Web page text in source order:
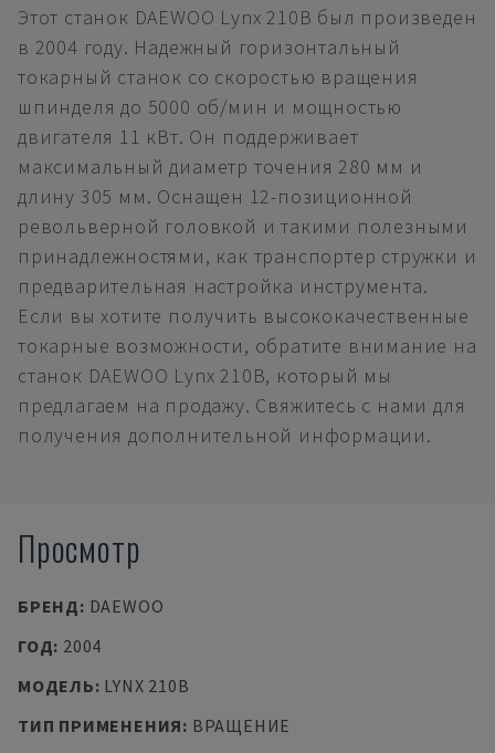
Этот станок DAEWOO Lynx 210B был произведен
в 2004 году. Надежный горизонтальный
токарный станок со скоростью вращения
шпинделя до 5000 об/мин и мощностью
двигателя 11 кВт. Он поддерживает
максимальный диаметр точения 280 мм и
длину 305 мм. Оснащен 12-позиционной
револьверной головкой и такими полезными
принадлежностями, как транспортер стружки и
предварительная настройка инструмента.
Если вы хотите получить высококачественные
токарные возможности, обратите внимание на
станок DAEWOO Lynx 210B, который мы
предлагаем на продажу. Свяжитесь с нами для
получения дополнительной информации.
Просмотр
БРЕНД: DAEWOO
ГОД: 2004
МОДЕЛЬ: LYNX 210B
ТИП ПРИМЕНЕНИЯ: ВРАЩЕНИЕ